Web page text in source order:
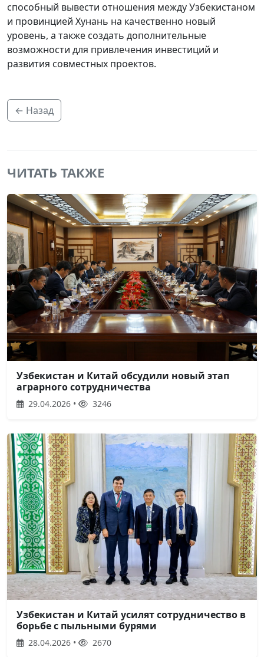
способный вывести отношения между Узбекистаном
и провинцией Хунань на качественно новый
уровень, а также создать дополнительные
возможности для привлечения инвестиций и
развития совместных проектов.
← Назад
ЧИТАТЬ ТАКЖЕ
Узбекистан и Китай обсудили новый этап
аграрного сотрудничества
29.04.2026 • 3246
Узбекистан и Китай усилят сотрудничество в
борьбе с пыльными бурями
28.04.2026 • 2670